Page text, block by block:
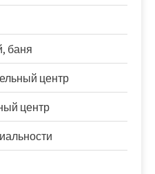
баня
центр
центр